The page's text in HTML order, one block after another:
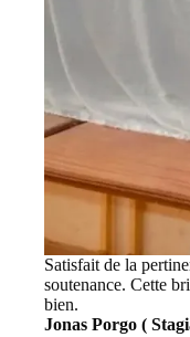
Satisfait de la
soutenance. Cette
bien.
Jonas Porgo (